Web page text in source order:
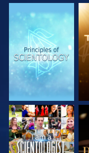
בדוק את הסדרה
צפה